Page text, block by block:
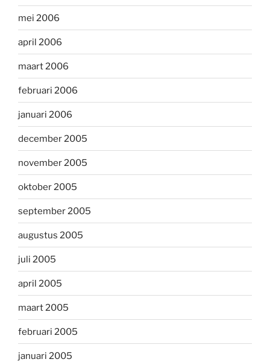
mei 2006
april 2006
maart 2006
februari 2006
januari 2006
december 2005
november 2005
oktober 2005
september 2005
augustus 2005
juli 2005
april 2005
maart 2005
februari 2005
januari 2005